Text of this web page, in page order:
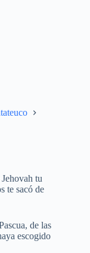
tu
te sacó de
de las
escogido